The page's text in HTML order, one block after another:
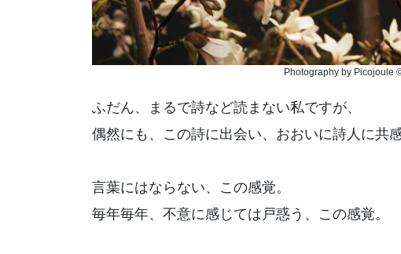
Photography by Picojoule
ふだん、まるで詩など読まない私ですが、
偶然にも、この詩に出会い、おおいに詩人に共
言葉にはならない、この感覚。
毎年毎年、不意に感じては戸惑う、この感覚。